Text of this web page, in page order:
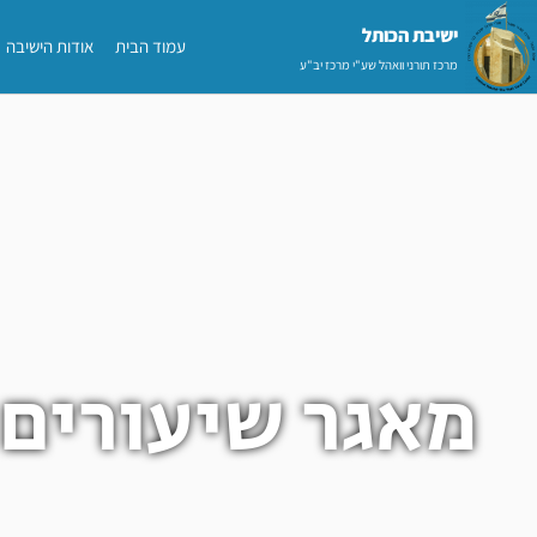
דילוג
לתוכן
ישיבת הכותל​
מרכז תורני וואהל שע"י מרכז יב"ע
עמוד הבית אודות הישיבה
מאגר